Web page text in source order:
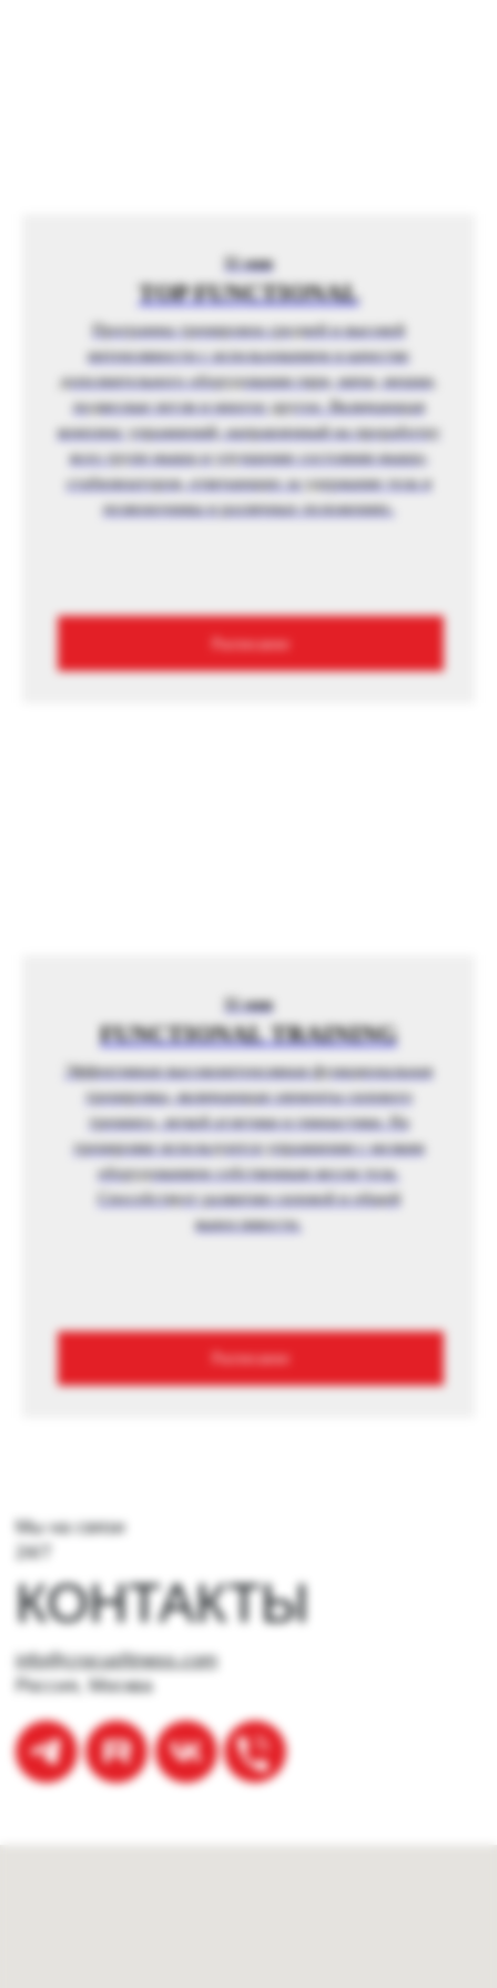
55 мин
TOP FUNCTIONAL
Программа тренировок средней и высокой
интенсивности с использованием в качестве
дополнительного оборудования гири, мячи, мешки,
подвесные петли и многое другое. Включающая
комплекс упражнений, направленный на проработку
всех групп мышц и улучшение состояния мышц-
стабилизаторов, отвечающих за удержание тела и
позвоночника в различных положениях.
Расписание
55 мин
FUNCTIONAL TRAINING
Эффективная высокоинтенсивная функциональная
тренировка, включающая элементы силового
тренинга, легкой атлетики и гимнастики. На
тренировке используются упражнения с мелким
оборудованием собственным весом тела.
Способствует развитию силовой и общей
выносливости.
Расписание
Оставьте заявку